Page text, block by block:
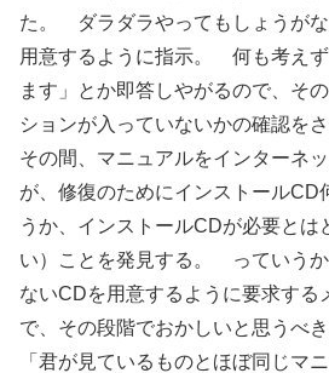
た。 ダラダラやってもしょうが
用意するように指示。 何も考え
ます」とか即答しやがるので、そ
ションが入っていないかの確認をさ
その間、マニュアルをインターネ
が、修復のためにインストールCD
うか、インストールCDが必要とは
い）ことを発見する。 っていう
ないCDを用意するように要求する
で、その段階でおかしいと思うべ
「君が見ているものとほぼ同じマ